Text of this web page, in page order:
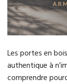
Les portes en
authentique à
comprendre